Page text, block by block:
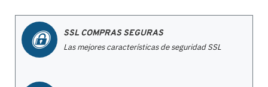
SSL COMPRAS SEGURAS
Las mejores características de seguridad SSL